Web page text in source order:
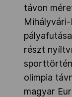
távon
részt
olimpia
magyar